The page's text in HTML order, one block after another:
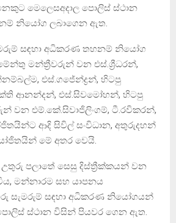
මෙලෙසඅදාල පොලිස් ස්ථාන
නියෝග ලබාගෙන ඇත.
සඳහා අධිකරණ තහනම් නියෝග
මන්ත්‍රීවරුන් වන එස්.ශ්‍රීධරන්,
එස්.ගජේන්ද්‍රන්, හිටපු
ආනන්දන්, එස්.සිවමෝහන්, හිටපු
වන එම්.කේ.සිවාජිලිංගම්, ටී.රවිකරන්,
ආදි සිවිල් සංවිධාන, අතුරුදහන්
මේ අතර වෙයි.
උතුරු පලාතේ සෙසු දිස්ත්‍රීක්කයන් වන
මන්නාරම සහ යාපනය
සැමරුම් සඳහා අධිකරණ නියෝගයන්
පොලිස් ස්ථාන විසින් පියවර ගෙන ඇත.